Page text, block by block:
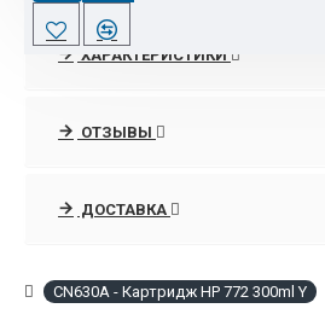
ХАРАКТЕРИСТИКИ
ОТЗЫВЫ
ДОСТАВКА
CN630A - Картридж HP 772 300ml Y